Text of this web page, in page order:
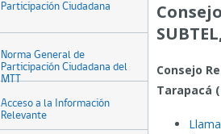
Participación Ciudadana
Norma General de
Participación Ciudadana del
MTT
Acceso a la Información
Relevante
Consejo
Tarapacá